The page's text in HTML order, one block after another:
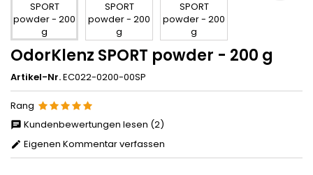
OdorKlenz SPORT powder - 200 g
Artikel-Nr.EC022-0200-00SP
Rang
Kundenbewertungen lesen (2)
Eigenen Kommentar verfassen